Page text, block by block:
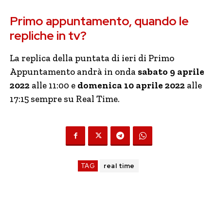
Primo appuntamento, quando le
repliche in tv?
La replica della puntata di ieri di Primo
Appuntamento andrà in onda sabato 9 aprile
2022 alle 11:00 e domenica 10 aprile 2022 alle
17:15 sempre su Real Time.
TAG real time